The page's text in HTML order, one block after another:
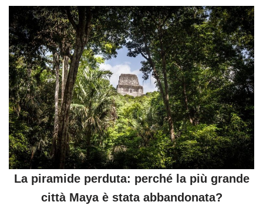
La piramide perduta: perché la più grande
città Maya è stata abbandonata?